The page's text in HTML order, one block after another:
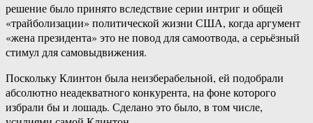
решение было принято вследствие серии интриг и общей
«трайболизации» политической жизни США, когда аргумент
«жена президента» это не повод для самоотвода, а серьёзный
стимул для самовыдвижения.
Поскольку Клинтон была неизберабельной, ей подобрали
абсолютно неадекватного конкурента, на фоне которого
избрали бы и лошадь. Сделано это было, в том числе,